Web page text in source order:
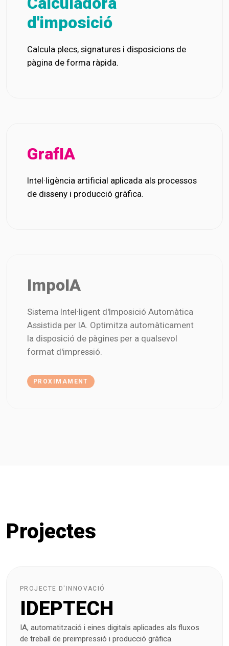
d'imposició
Calcula plecs, signatures i disposicions de
pàgina de forma ràpida.
GrafIA
Intel·ligència artificial aplicada als processos
de disseny i producció gràfica.
ImpoIA
Sistema Intel·ligent d'Imposició Automàtica
Assistida per IA. Optimitza automàticament
la disposició de pàgines per a qualsevol
format d'impressió.
PROXIMAMENT
Projectes
PROJECTE D'INNOVACIÓ
IDEPTECH
IA, automatització i eines digitals aplicades als fluxos
de treball de preimpressió i producció gràfica.